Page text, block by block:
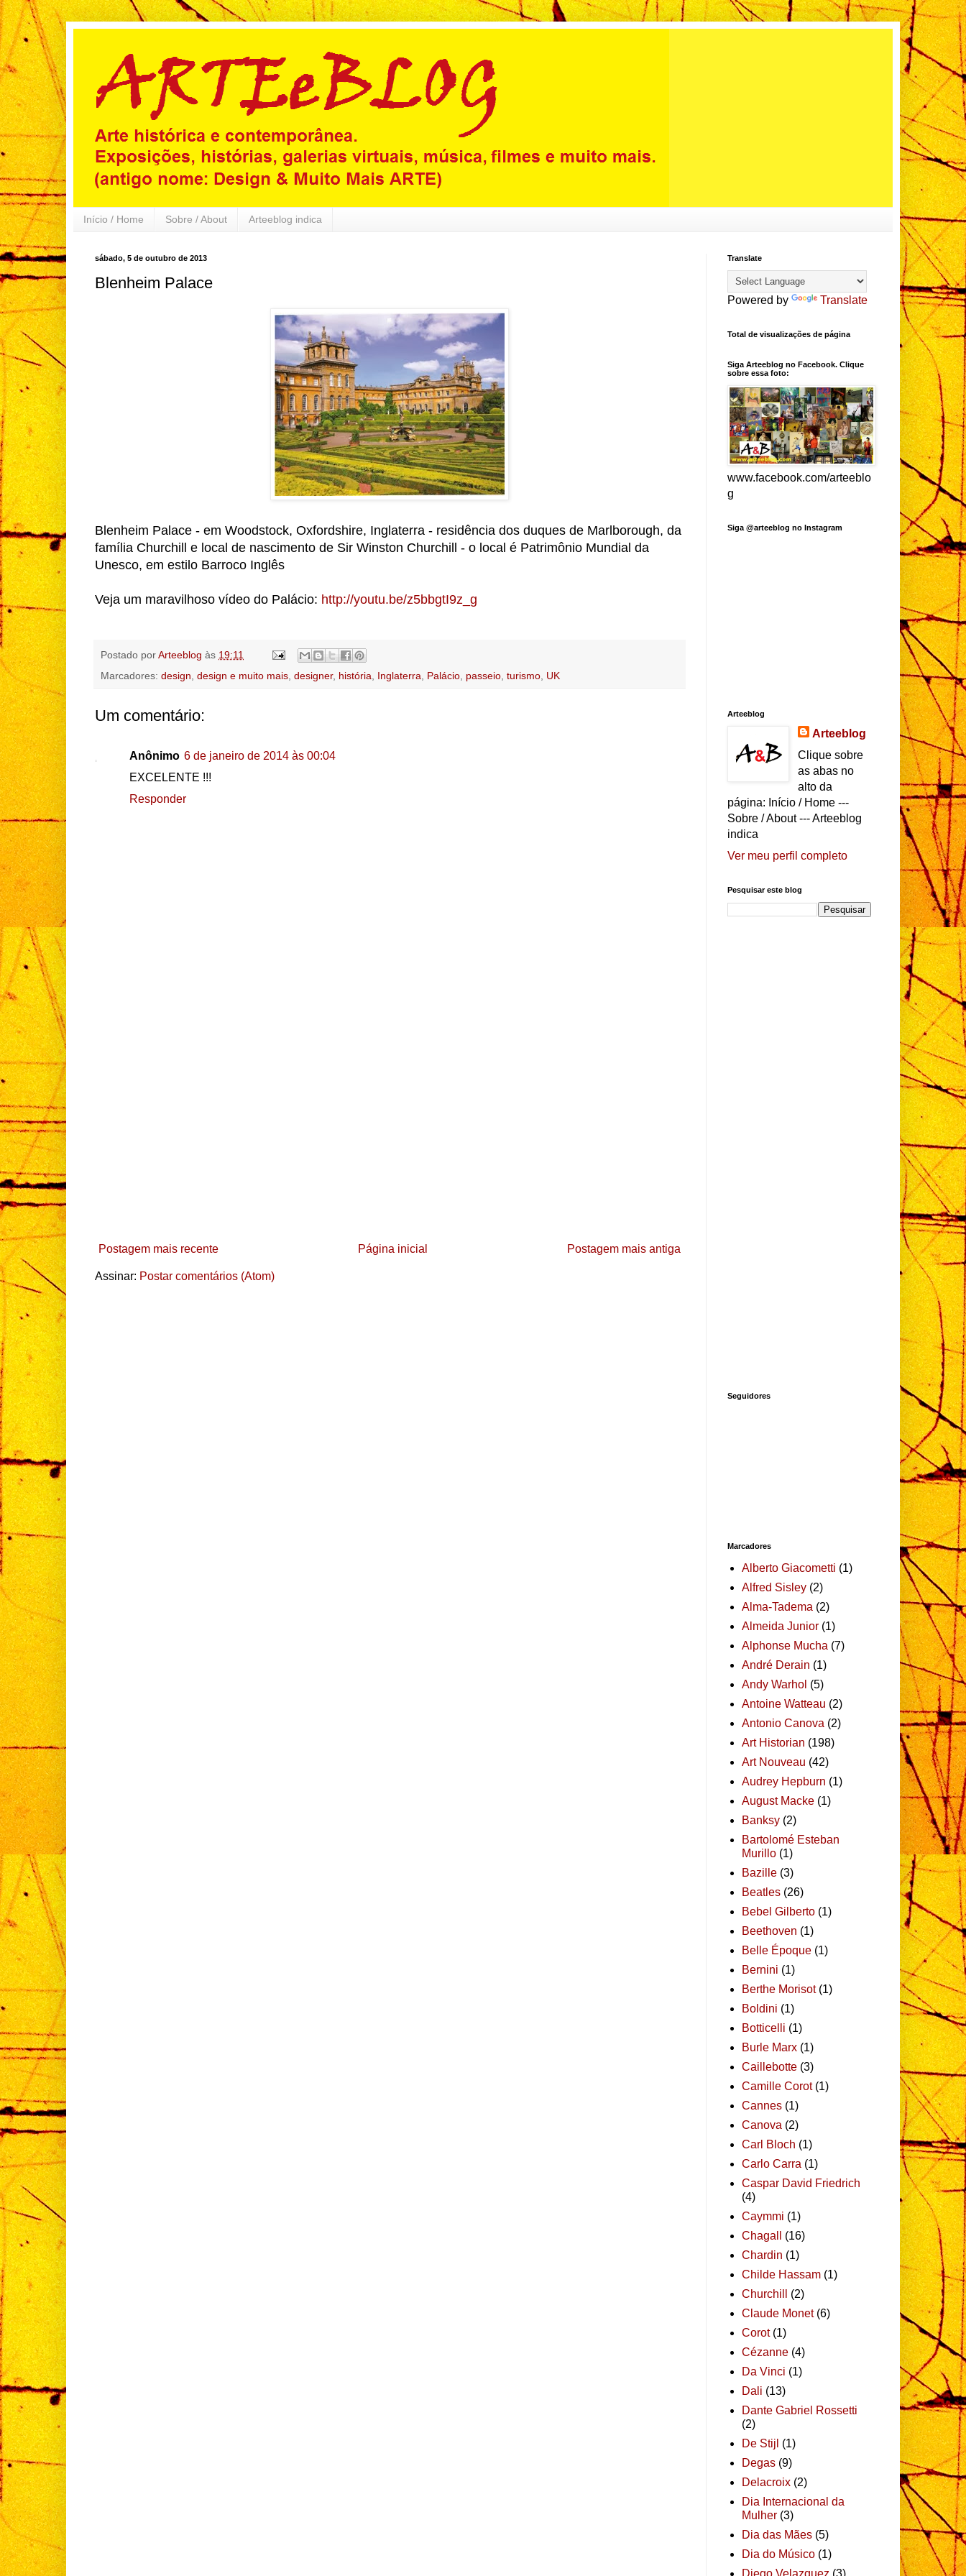
Início / Home Sobre / About Arteeblog indica
sábado, 5 de outubro de 2013
Blenheim Palace
Blenheim Palace - em Woodstock, Oxfordshire, Inglaterra - residência dos duques de Marlborough, da
família Churchill e local de nascimento de Sir Winston Churchill - o local é Patrimônio Mundial da
Unesco, em estilo Barroco Inglês
Veja um maravilhoso vídeo do Palácio: http://youtu.be/z5bbgtI9z_g
Postado porArteeblog às 19:11
Marcadores: design design e muito mais designer, história Inglaterra Palácio passeio turismo UK
Um comentário:
Anônimo 6 de janeiro de 2014 às 00:04
EXCELENTE !!!
Responder
Postagem mais recente Postagem mais antiga
Página inicial
Assinar: Postar comentários (Atom)
Translate
Powered by Translate
Total de visualizações de página
Siga Arteeblog no Facebook. Clique
sobre essa foto:
www.facebook.com/arteeblo
g
Siga @arteeblog no Instagram
Arteeblog
Arteeblog
Clique sobre
as abas no
alto da
página: Início / Home ---
Sobre / About --- Arteeblog
indica
Ver meu perfil completo
Pesquisar este blog
Seguidores
Marcadores
Alberto Giacometti (1)
Alfred Sisley (2)
Alma-Tadema (2)
Almeida Junior (1)
Alphonse Mucha (7)
André Derain (1)
Andy Warhol (5)
Antoine Watteau (2)
Antonio Canova (2)
Art Historian (198)
Art Nouveau (42)
Audrey Hepburn (1)
August Macke (1)
Banksy (2)
Bartolomé Esteban
Murillo (1)
Bazille (3)
Beatles (26)
Bebel Gilberto (1)
Beethoven (1)
Belle Époque (1)
Bernini (1)
Berthe Morisot (1)
Boldini (1)
Botticelli (1)
Burle Marx (1)
Caillebotte (3)
Camille Corot (1)
Cannes (1)
Canova (2)
Carl Bloch (1)
Carlo Carra (1)
Caspar David Friedrich
(4)
Caymmi (1)
Chagall
(16)
Chardin (1)
Childe Hassam (1)
Churchill
(2)
Claude Monet (6)
Corot (1)
Cézanne (4)
Da Vinci (1)
Dali (13)
Dante Gabriel Rossetti
(2)
De Stijl (1)
Degas (9)
Delacroix (2)
Dia Internacional da
Mulher (3)
Dia das Mães (5)
Dia do Músico (1)
Diego Velazquez (3)